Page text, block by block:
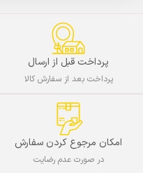
پرداخت قبل از ارسال
پرداخت بعد از سفارش کالا
امکان مرجوع کردن سفارش
در صورت عدم رضایت